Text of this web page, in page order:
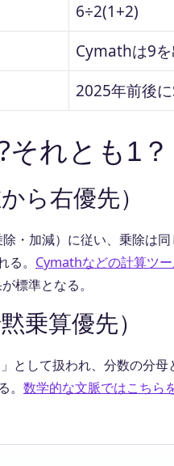
6÷2(1+2)
Cymathは9を
2025年前後
れとも1？
ら右優先）
・加減）に従い、乗除は
。 Cymathなどの計算ツ
標準となる。
乗算優先）
として扱われ、分数の分
数学的な文脈ではこちら